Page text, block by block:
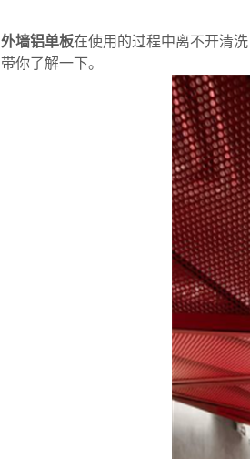
外墙铝单板在使用的过程中离不开清
带你了解一下。